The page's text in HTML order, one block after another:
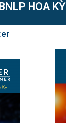
HOA KỲ